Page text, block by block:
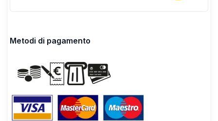
Metodi di pagamento